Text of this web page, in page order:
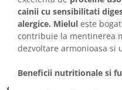
cainii cu sensibilitati
alergice. Mielul este
contribuie la mentinerea
dezvoltare armonioasa
Beneficii nutritionale si